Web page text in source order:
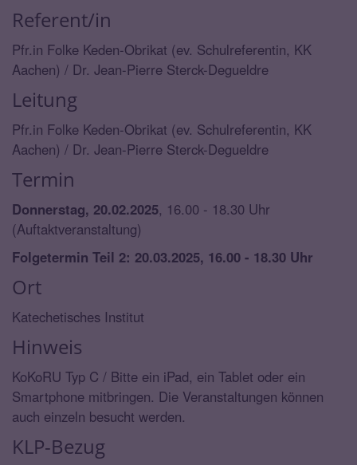
Referent/in
Pfr.in Folke Keden-Obrikat (ev. Schulreferentin, KK
Aachen) / Dr. Jean-Pierre Sterck-Degueldre
Leitung
Pfr.in Folke Keden-Obrikat (ev. Schulreferentin, KK
Aachen) / Dr. Jean-Pierre Sterck-Degueldre
Termin
Donnerstag, 20.02.2025, 16.00 - 18.30 Uhr
(Auftaktveranstaltung)
Folgetermin Teil 2: 20.03.2025, 16.00 - 18.30 Uhr
Ort
Katechetisches Institut
Hinweis
KoKoRU Typ C / Bitte ein iPad, ein Tablet oder ein
Smartphone mitbringen. Die Veranstaltungen können
auch einzeln besucht werden.
KLP-Bezug